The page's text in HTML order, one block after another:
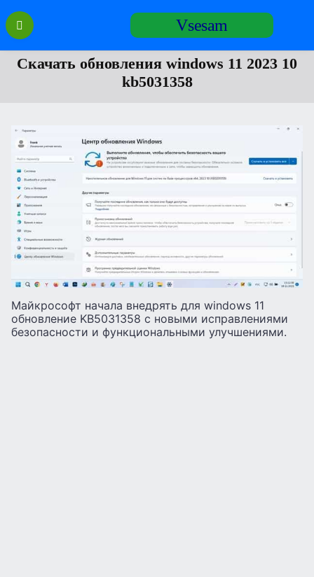
Перейти
содержанию
Vsesam
Cкачать обновления windows 11 2023 10
kb5031358
Майкрософт начала внедрять для windows 11
обновление KB5031358 с новыми исправлениями
безопасности и функциональными улучшениями.